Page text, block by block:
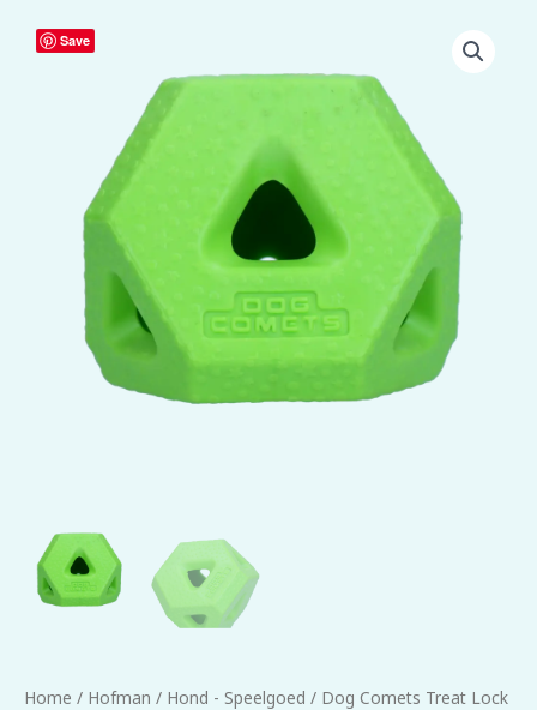
Save
Home / Hofman / Hond - Speelgoed / Dog Comets Treat Lock
Dog
Comets